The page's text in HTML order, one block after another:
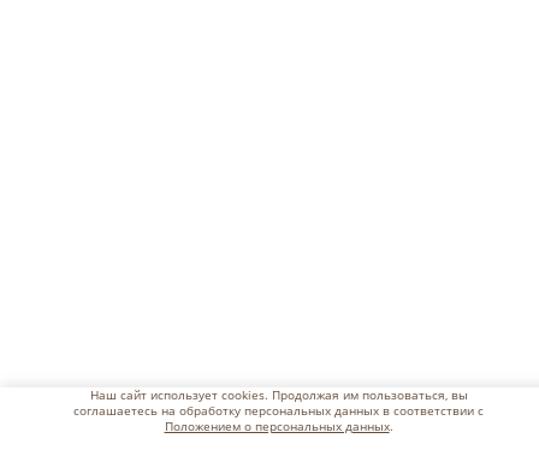
Наш сайт использует cookies. Продолжая им пользоваться, вы
соглашаетесь на обработку персональных данных в соответствии с
Положением о персональных данных.